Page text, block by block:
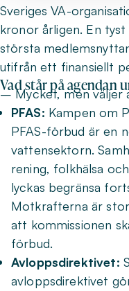
Sveriges VA-
kronor årligen. En
största
utifrån ett finansiellt
Vad står på agendan
– Mycket, men väljer
PFAS: Kampen om
PFAS-förbud är en
vattensektorn.
rening, folkhälsa
lyckas begränsa
Motkrafterna är
att kommissionen
förbud.
Avloppsdirektivet:
avloppsdirektivet